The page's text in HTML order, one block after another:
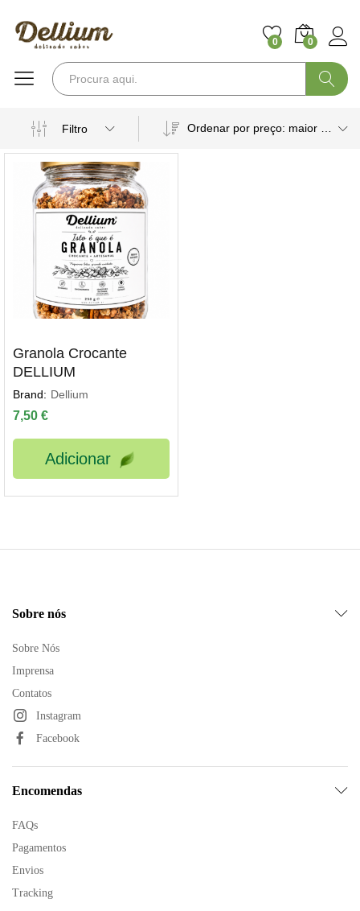
0 0
Filtro
Granola Crocante
DELLIUM
Brand: Dellium
7,50 €
Adicionar
Sobre nós
Sobre Nós
Imprensa
Contatos
Instagram
Facebook
Encomendas
FAQs
Pagamentos
Envios
Tracking